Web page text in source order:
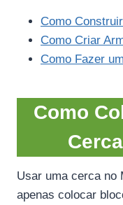
Como
Como Criar
Como Fazer
Como
Usar uma cerca no
apenas colocar